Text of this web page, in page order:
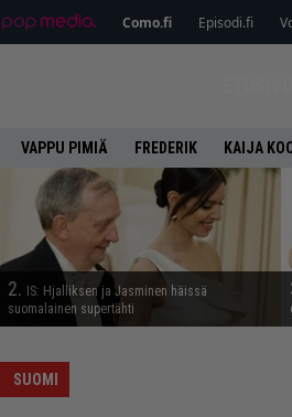
Como.fi Episodi.fi
VAPPU PIMIÄ FREDERIK KAIJA
2.
IS: Hjalliksen ja Jasminen häissä
suomalainen supertähti
SUOMI